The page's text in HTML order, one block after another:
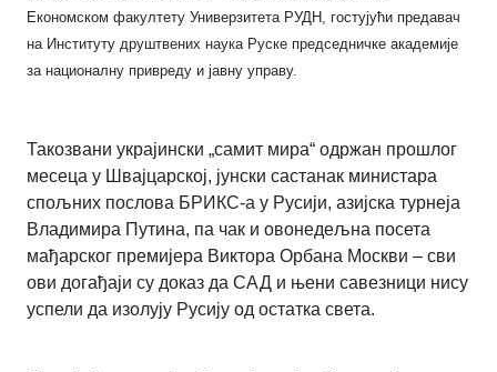
Економском факултету Универзитета РУДН, гостујући предавач
на Институту друштвених наука Руске председничке академије
за националну привреду и јавну управу.
Такозвани украјински „самит мира“ одржан прошлог
месеца у Швајцарској, јунски састанак министара
спољних послова БРИКС-а у Русији, азијска турнеја
Владимира Путина, па чак и овонедељна посета
мађарског премијера Виктора Орбана Москви – сви
ови догађаји су доказ да САД и њени савезници нису
успели да изолују Русију од остатка света.